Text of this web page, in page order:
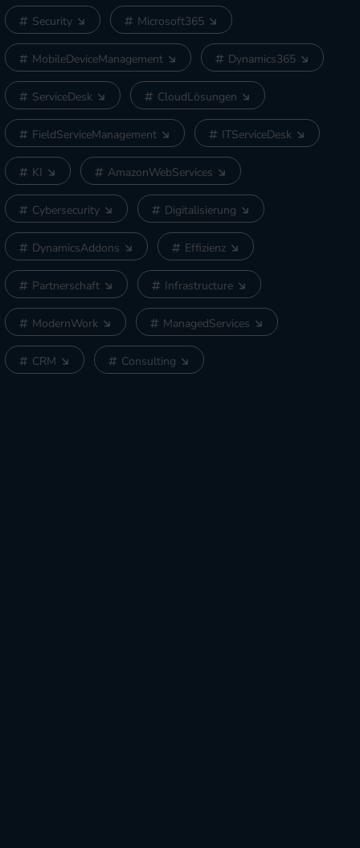
Security Microsoft365
MobileDeviceManagement Dynamics365
ServiceDesk CloudLösungen
FieldServiceManagement ITServiceDesk
KI AmazonWebServices
Cybersecurity Digitalisierung
DynamicsAddons Effizienz
Partnerschaft Infrastructure
ModernWork ManagedServices
CRM Consulting